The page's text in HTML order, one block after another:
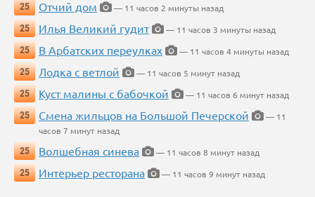
25
Отчий дом
— 11 часов 2 минуты назад
25
Илья Великий гудит
— 11 часов 3 минуты назад
25
В Арбатских переулках
— 11 часов 4 минуты назад
25
Лодка с ветлой
— 11 часов 5 минут назад
25
Куст малины с бабочкой
— 11 часов 6 минут назад
25
Смена жильцов на Большой Печерской
— 11
часов 7 минут назад
25
Волшебная синева
— 11 часов 8 минут назад
25
Интерьер ресторана — 11 часов 9 минут назад